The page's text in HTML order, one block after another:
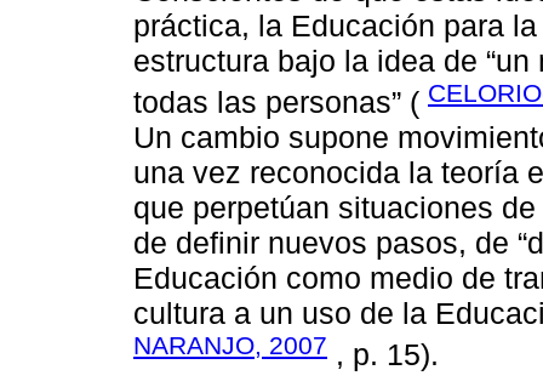
práctica, la Educación para
estructura bajo la idea de
todas las personas” (
Un cambio supone
una vez reconocida la teoría
que perpetúan situaciones
de definir nuevos pasos, de
Educación como medio de
cultura a un uso de la
NARANJO, 2007 , p. 15).